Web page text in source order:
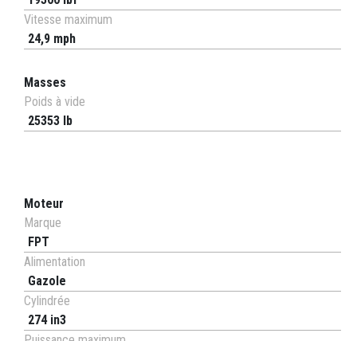
Vitesse maximum
24,9 mph
Masses
Poids à vide
25353 lb
Moteur
Marque
FPT
Alimentation
Gazole
Cylindrée
274 in3